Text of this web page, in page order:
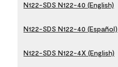
N122-SDS N122-40 (English)
N122-SDS N122-40 (Español)
N122-SDS N122-4X (English)